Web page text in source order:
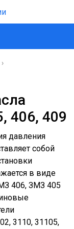
›
406, 409
давления
собой
в виде
406, ЗМЗ 405
3110, 31105,